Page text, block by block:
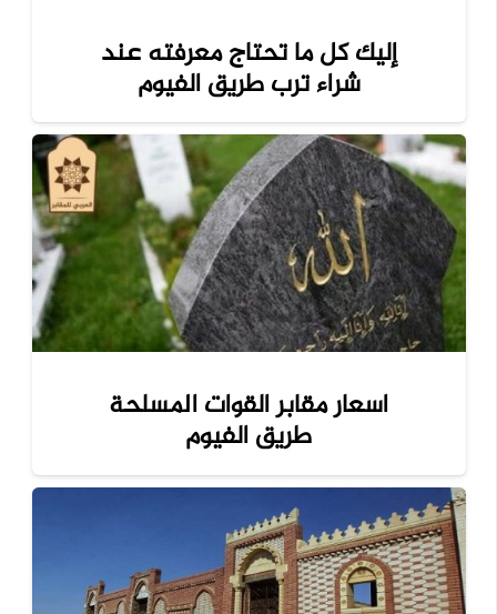
إليك كل ما تحتاج معرفته عند
شراء ترب طريق الفيوم
اسعار مقابر القوات المسلحة
طريق الفيوم